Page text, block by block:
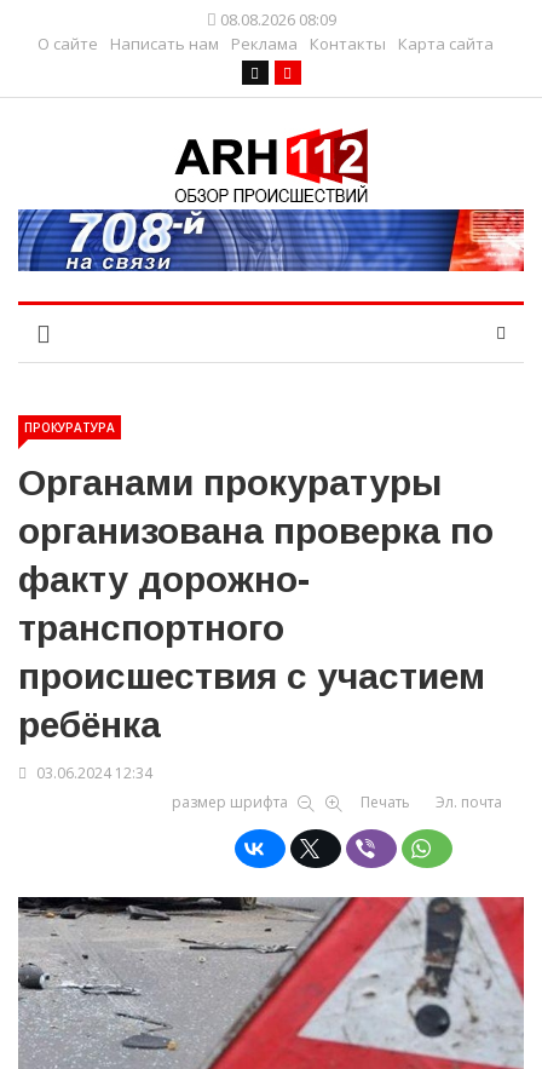
08.08.2026 08:09
О сайте
Написать нам Реклама Контакты Карта сайта
ПРОКУРАТУРА
Органами прокуратуры
организована проверка по
факту дорожно-
транспортного
происшествия с участием
ребёнка
03.06.2024 12:34
размер шрифта
Печать Эл. почта